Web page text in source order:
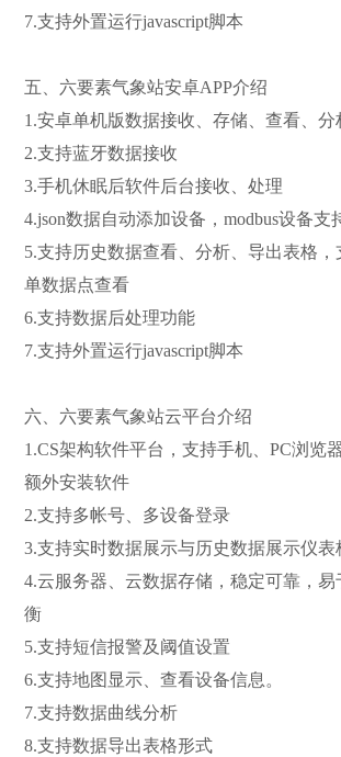
7.支持外置运行javascript脚本
五、六要素气象站安卓APP介绍
1.安卓单机版数据接收、存储、查看、分
2.支持蓝牙数据接收
3.手机休眠后软件后台接收、处理
4.json数据自动添加设备，modbus设备支
5.支持历史数据查看、分析、导出表格，
单数据点查看
6.支持数据后处理功能
7.支持外置运行javascript脚本
六、六要素气象站云平台介绍
1.CS架构软件平台，支持手机、PC浏览
额外安装软件
2.支持多帐号、多设备登录
3.支持实时数据展示与历史数据展示仪表
4.云服务器、云数据存储，稳定可靠，易
衡
5.支持短信报警及阈值设置
6.支持地图显示、查看设备信息。
7.支持数据曲线分析
8.支持数据导出表格形式